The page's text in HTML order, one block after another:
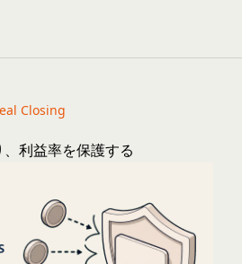
Closing
利益率を保護する